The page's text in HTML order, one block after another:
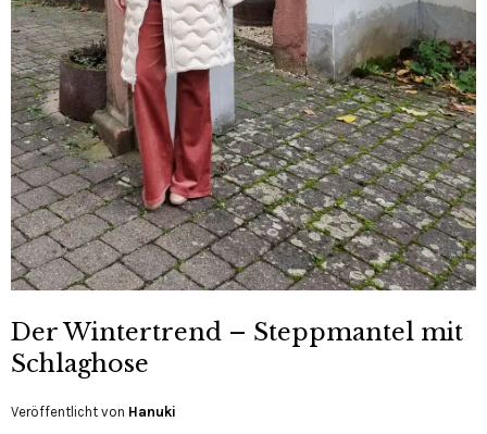
Der Wintertrend – Steppmantel mit
Schlaghose
Veröffentlicht von Hanuki